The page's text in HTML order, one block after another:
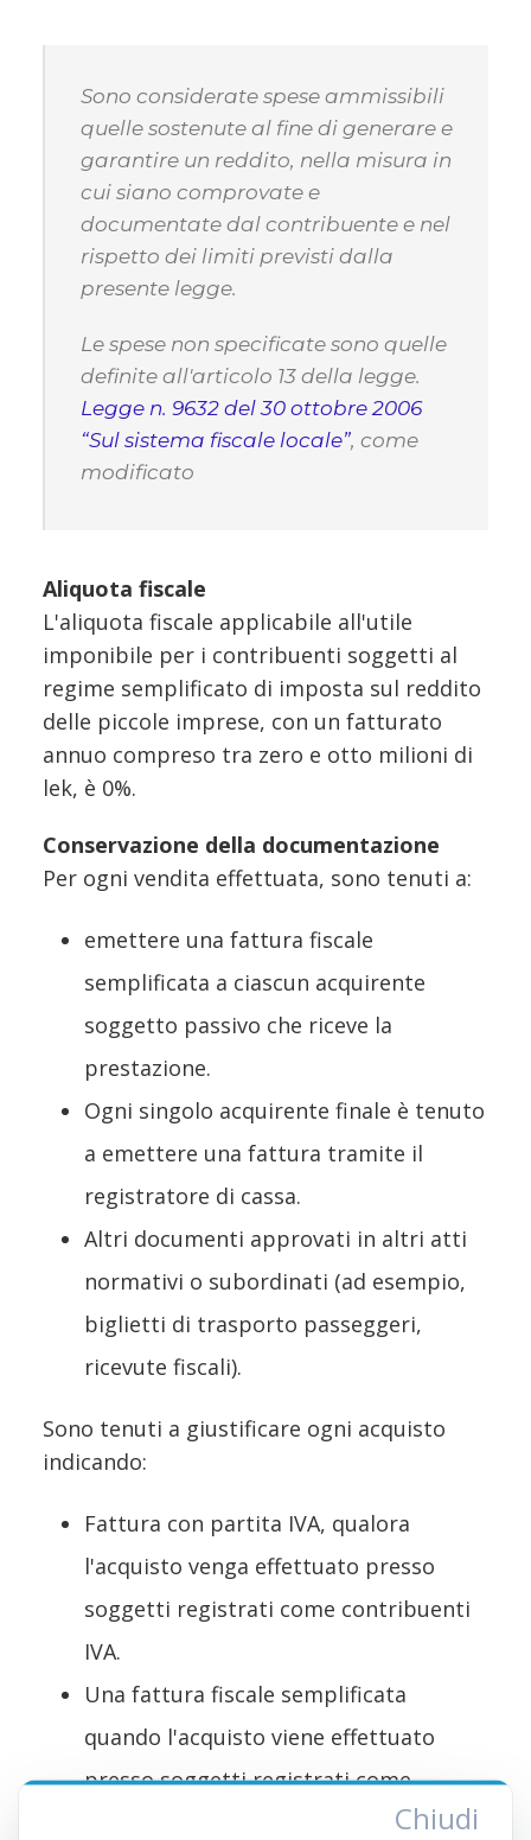
Sono considerate spese ammissibili
quelle sostenute al fine di generare e
garantire un reddito, nella misura in
cui siano comprovate e
documentate dal contribuente e nel
rispetto dei limiti previsti dalla
presente legge.
Le spese non specificate sono quelle
definite all'articolo 13 della legge.
Legge n. 9632 del 30 ottobre 2006
“Sul sistema fiscale locale”, come
modificato
Aliquota fiscale
L'aliquota fiscale applicabile all'utile
imponibile per i contribuenti soggetti al
regime semplificato di imposta sul reddito
delle piccole imprese, con un fatturato
annuo compreso tra zero e otto milioni di
lek, è 0%.
Conservazione della documentazione
Per ogni vendita effettuata, sono tenuti a:
emettere una fattura fiscale
semplificata a ciascun acquirente
soggetto passivo che riceve la
prestazione.
Ogni singolo acquirente finale è tenuto
a emettere una fattura tramite il
registratore di cassa.
Altri documenti approvati in altri atti
normativi o subordinati (ad esempio,
biglietti di trasporto passeggeri,
ricevute fiscali).
Sono tenuti a giustificare ogni acquisto
indicando:
Fattura con partita IVA, qualora
l'acquisto venga effettuato presso
soggetti registrati come contribuenti
IVA.
Una fattura fiscale semplificata
quando l'acquisto viene effettuato
presso soggetti registrati come
contribuenti ai fini dell'impostaChiudi